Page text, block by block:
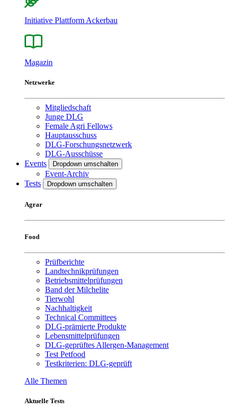
Initiative Plattform Ackerbau
Magazin
Netzwerke
Mitgliedschaft
Junge DLG
Female Agri Fellows
Hauptausschuss
DLG-Forschungsnetzwerk
DLG-Ausschüsse
Events
Dropdown umschalten
Event-Archiv
Tests
Dropdown umschalten
Agrar
Food
Prüfberichte
Landtechnikprüfungen
Betriebsmittelprüfungen
Band der Milchelite
Tierwohl
Nachhaltigkeit
Technical Committees
DLG-prämierte Produkte
Lebensmittelprüfungen
DLG-geprüftes Allergen-Management
Test Petfood
Testkriterien: DLG-geprüft
Alle Themen
Aktuelle Tests